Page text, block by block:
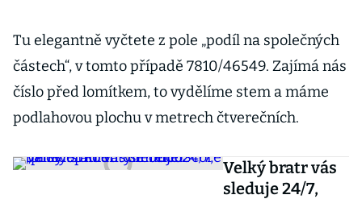
Tu elegantně vyčtete z pole „podíl na společných
částech“, v tomto případě 7810/46549. Zajímá nás
číslo před lomítkem, to vydělíme stem a máme
podlahovou plochu v metrech čtverečních.
Velký bratr vás
sleduje 24/7,